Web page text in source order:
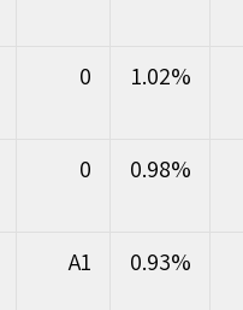
1.02%
0
0.98%
0
0.93%
A1